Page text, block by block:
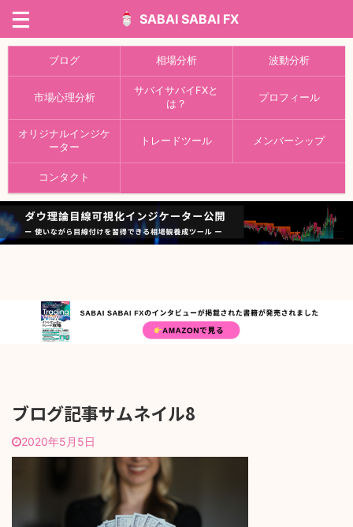
SABAI SABAI FX
ブログ 相場分析 波動分析
市場心理分析
サバイサバイFXと
は？
プロフィール
オリジナルインジケ
ーター
トレードツール メンバーシップ
コンタクト
ブログ記事サムネイル8
2020年5月5日